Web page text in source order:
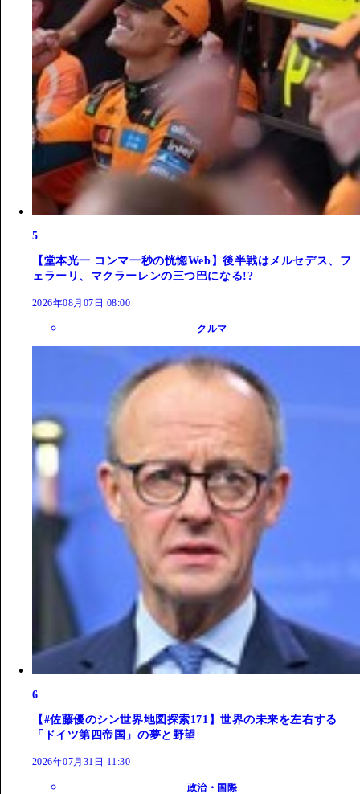
5
【堂本光一 コンマ一秒の恍惚Web】後半戦はメルセデス、フ
ェラーリ、マクラーレンの三つ巴になる!?
2026年08月07日 08:00
クルマ
6
【#佐藤優のシン世界地図探索171】世界の未来を左右する
「ドイツ第四帝国」の夢と野望
2026年07月31日 11:30
政治・国際